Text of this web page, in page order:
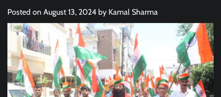
Posted on August 13, 2024 by Kamal Sharma